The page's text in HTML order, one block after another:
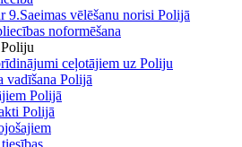
9.Saeimas vēlēšanu norisi Polijā
noformēšana
ceļotājiem uz Poliju
vadīšana Polijā
Polijā
Polijā